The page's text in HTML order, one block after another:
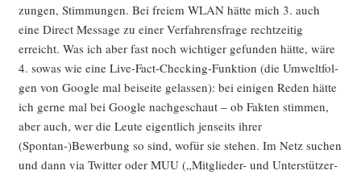
zun­gen, Stim­mun­gen. Bei frei­em WLAN hät­te mich 3. auch
eine Direct Mes­sa­ge zu einer Ver­fah­rens­fra­ge recht­zei­tig
erreicht. Was ich aber fast noch wich­ti­ger gefun­den hät­te, wäre
4. sowas wie eine Live-Fact-Che­cking-Funk­ti­on (die Umwelt­fol­
gen von Goog­le mal bei­sei­te gelas­sen): bei eini­gen Reden hät­te
ich ger­ne mal bei Goog­le nach­ge­schaut – ob Fak­ten stim­men,
aber auch, wer die Leu­te eigent­lich jen­seits ihrer
(Spontan-)Bewerbung so sind, wofür sie ste­hen. Im Netz suchen
und dann via Twit­ter oder MUU („Mit­glie­der- und Unter­stüt­zer­